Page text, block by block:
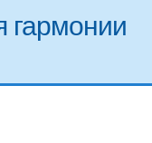
гармонии